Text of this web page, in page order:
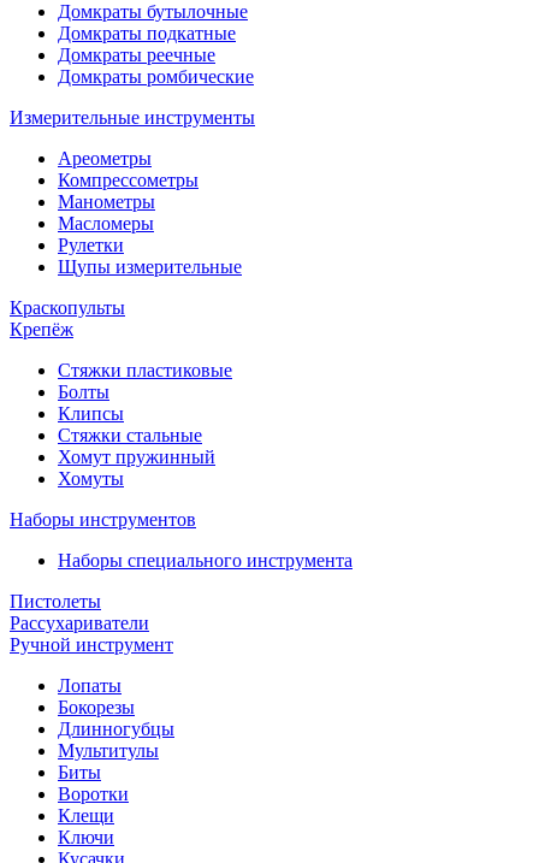
Домкраты бутылочные
Домкраты подкатные
Домкраты реечные
Домкраты ромбические
Измерительные инструменты
Ареометры
Компрессометры
Манометры
Масломеры
Рулетки
Щупы измерительные
Краскопульты
Крепёж
Стяжки пластиковые
Болты
Клипсы
Стяжки стальные
Хомут пружинный
Хомуты
Наборы инструментов
Наборы специального инструмента
Пистолеты
Рассухариватели
Ручной инструмент
Лопаты
Бокорезы
Длинногубцы
Мультитулы
Биты
Воротки
Клещи
Ключи
Кусачки